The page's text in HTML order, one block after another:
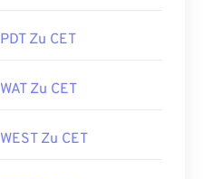
PDT Zu CET
WAT Zu CET
WEST Zu CET